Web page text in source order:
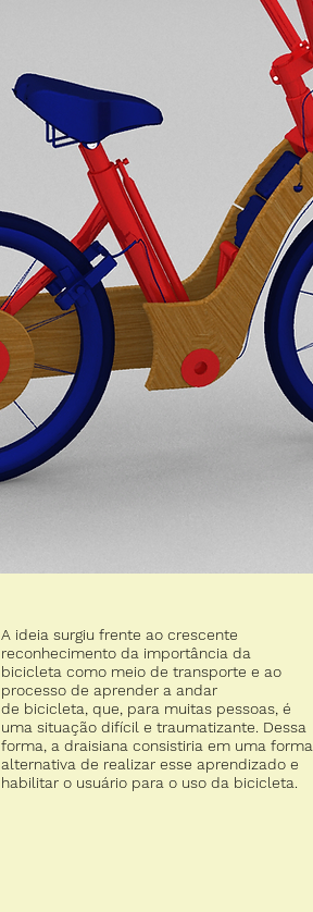
A ideia surgiu frente ao crescente
reconhecimento da importância da
bicicleta como meio de transporte e ao
processo de aprender a andar
de bicicleta, que, para muitas pessoas, é
uma situação difícil e traumatizante. Dessa
forma, a draisiana consistiria em uma forma
alternativa de realizar esse aprendizado e
habilitar o usuário para o uso da bicicleta.